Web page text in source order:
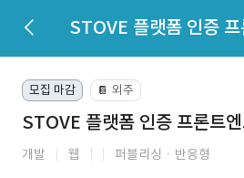
STOVE 플랫폼 인증
모집 마감 📔 외주
STOVE 플랫폼 인증 프론트
개발 웹 퍼블리싱ㆍ반응형